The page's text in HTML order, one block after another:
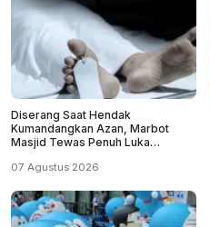
Diserang Saat Hendak
Kumandangkan Azan, Marbot
Masjid Tewas Penuh Luka
07 Agustus 2026